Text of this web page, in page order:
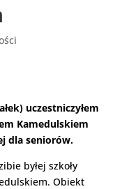
uczestniczyłem
Kamedulskiem
dla seniorów.
byłej szkoły
Obiekt